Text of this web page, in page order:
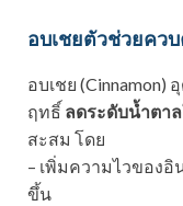
อบเชยตัวช่วยคว
อบเชย
ฤทธิ์ ลดระดับน้ำตา
สะสม โดย
– เพิ่มความไวของ
ขึ้น